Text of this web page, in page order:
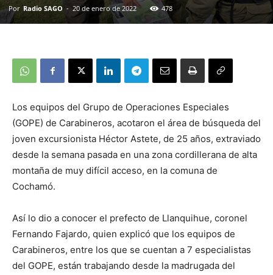
Por Radio SAGO - 20 de enero de 2022 478
Los equipos del Grupo de Operaciones Especiales
(GOPE) de Carabineros, acotaron el área de búsqueda del
joven excursionista Héctor Astete, de 25 años, extraviado
desde la semana pasada en una zona cordillerana de alta
montaña de muy difícil acceso, en la comuna de
Cochamó.
Así lo dio a conocer el prefecto de Llanquihue, coronel
Fernando Fajardo, quien explicó que los equipos de
Carabineros, entre los que se cuentan a 7 especialistas
del GOPE, están trabajando desde la madrugada del